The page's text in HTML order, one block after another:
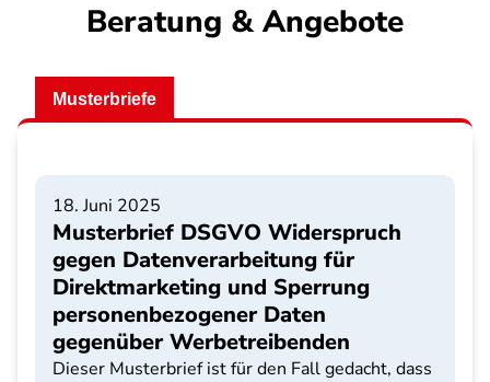
Beratung & Angebote
Musterbriefe
18. Juni 2025
Musterbrief DSGVO Widerspruch
gegen Datenverarbeitung für
Direktmarketing und Sperrung
personenbezogener Daten
gegenüber Werbetreibenden
Dieser Musterbrief ist für den Fall gedacht, dass